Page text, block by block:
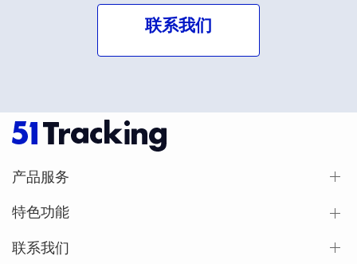
联系我们
产品服务
特色功能
联系我们